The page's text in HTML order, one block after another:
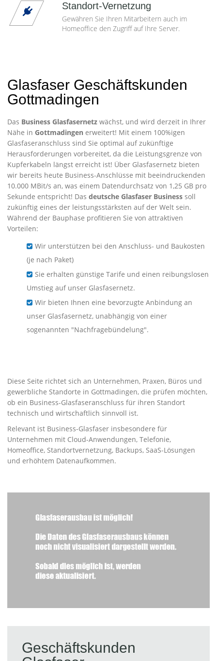
Standort-Vernetzung
Gewähren Sie Ihren Mitarbeitern auch im
Homeoffice den Zugriff auf Ihre Server.
Glasfaser Geschäftskunden
Gottmadingen
Das Business Glasfasernetz wächst, und wird derzeit in Ihrer
Nähe in Gottmadingen erweitert! Mit einem 100%igen
Glasfaseranschluss sind Sie optimal auf zukünftige
Herausforderungen vorbereitet, da die Leistungsgrenze von
Kupferkabeln längst erreicht ist! Über Glasfasernetz bieten
wir bereits heute Business-Anschlüsse mit beeindruckenden
10.000 MBit/s an, was einem Datendurchsatz von 1,25 GB pro
Sekunde entspricht! Das deutsche Glasfaser Business soll
zukünftig eines der leistungsstärksten auf der Welt sein.
Während der Bauphase profitieren Sie von attraktiven
Vorteilen:
Wir unterstützen bei den Anschluss- und Baukosten
(je nach Paket)
Sie erhalten günstige Tarife und einen reibungslosen
Umstieg auf unser Glasfasernetz.
Wir bieten Ihnen eine bevorzugte Anbindung an
unser Glasfasernetz, unabhängig von einer
sogenannten "Nachfragebündelung".
Diese Seite richtet sich an Unternehmen, Praxen, Büros und
gewerbliche Standorte in Gottmadingen, die prüfen möchten,
ob ein Business-Glasfaseranschluss für ihren Standort
technisch und wirtschaftlich sinnvoll ist.
Relevant ist Business-Glasfaser insbesondere für
Unternehmen mit Cloud-Anwendungen, Telefonie,
Homeoffice, Standortvernetzung, Backups, SaaS-Lösungen
und erhöhtem Datenaufkommen.
Geschäftskunden